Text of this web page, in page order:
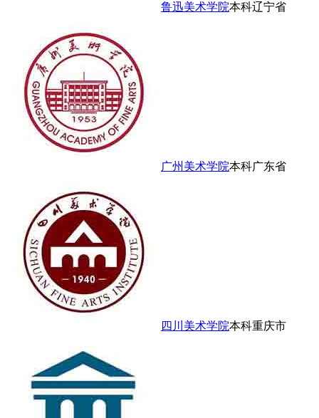
鲁迅美术学院本科辽宁省
广州美术学院本科广东省
四川美术学院本科重庆市